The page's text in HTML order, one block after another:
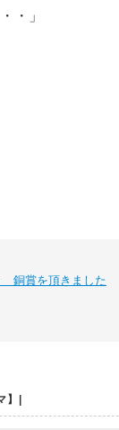
・」
銅賞を頂きました
】|